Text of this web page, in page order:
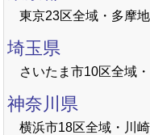
東京23区全域・多摩
埼玉県
さいたま市10区全域
神奈川県
横浜市18区全域・川